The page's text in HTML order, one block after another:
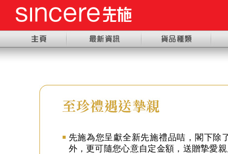
先施為您呈獻全新先施禮品咭，閣下除
外，更可隨您心意自定金額，送贈摯愛